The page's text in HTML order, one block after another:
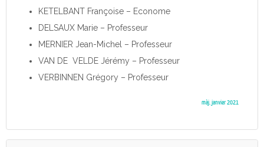
KETELBANT Françoise – Econome
DELSAUX Marie – Professeur
MERNIER Jean-Michel – Professeur
VAN DE VELDE Jérémy – Professeur
VERBINNEN Grégory – Professeur
màj. janvier 2021